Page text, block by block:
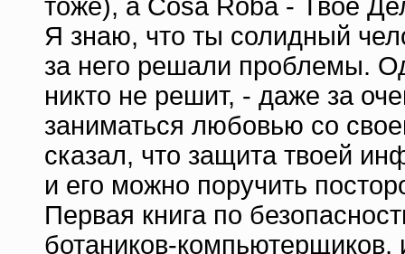
тоже), а Cosa Roba - Твое
Я знаю, что ты солидный
за него решали проблемы.
никто не решит, - даже за
заниматься любовью со
сказал, что защита твоей
и его можно поручить
Первая книга по
ботаников-